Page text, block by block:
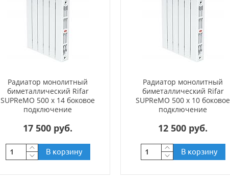
Радиатор монолитный
биметаллический Rifar
SUPReMO 500 x 14 боковое
подключение
17 500 руб.
В корзину
Радиатор монолитный
биметаллический Rifar
SUPReMO 500 x 10 боковое
подключение
12 500 руб.
В корзину